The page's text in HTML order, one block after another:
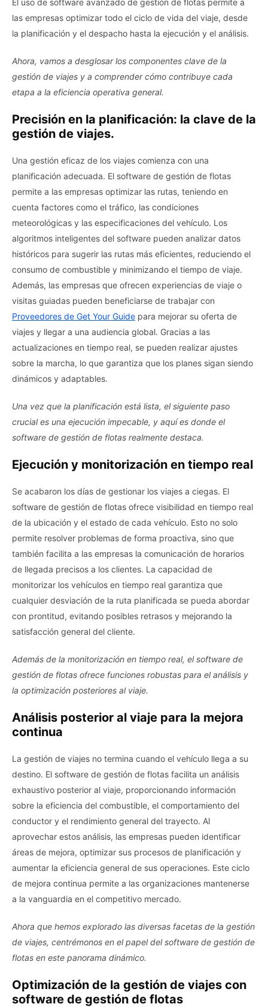
las empresas optimizar todo el ciclo de vida del viaje, desde
la planificación y el despacho hasta la ejecución y el análisis.
Ahora, vamos a desglosar los componentes clave de la
gestión de viajes y a comprender cómo contribuye cada
etapa a la eficiencia operativa general.
Precisión en la planificación: la clave de la
gestión de viajes.
Una gestión eficaz de los viajes comienza con una
planificación adecuada. El software de gestión de flotas
permite a las empresas optimizar las rutas, teniendo en
cuenta factores como el tráfico, las condiciones
meteorológicas y las especificaciones del vehículo. Los
algoritmos inteligentes del software pueden analizar datos
históricos para sugerir las rutas más eficientes, reduciendo el
consumo de combustible y minimizando el tiempo de viaje.
Además, las empresas que ofrecen experiencias de viaje o
visitas guiadas pueden beneficiarse de trabajar con
Proveedores de Get Your Guide para mejorar su oferta de
viajes y llegar a una audiencia global. Gracias a las
actualizaciones en tiempo real, se pueden realizar ajustes
sobre la marcha, lo que garantiza que los planes sigan siendo
dinámicos y adaptables.
Una vez que la planificación está lista, el siguiente paso
crucial es una ejecución impecable, y aquí es donde el
software de gestión de flotas realmente destaca.
Ejecución y monitorización en tiempo real
Se acabaron los días de gestionar los viajes a ciegas. El
software de gestión de flotas ofrece visibilidad en tiempo real
de la ubicación y el estado de cada vehículo. Esto no solo
permite resolver problemas de forma proactiva, sino que
también facilita a las empresas la comunicación de horarios
de llegada precisos a los clientes. La capacidad de
monitorizar los vehículos en tiempo real garantiza que
cualquier desviación de la ruta planificada se pueda abordar
con prontitud, evitando posibles retrasos y mejorando la
satisfacción general del cliente.
Además de la monitorización en tiempo real, el software de
gestión de flotas ofrece funciones robustas para el análisis y
la optimización posteriores al viaje.
Análisis posterior al viaje para la mejora
continua
La gestión de viajes no termina cuando el vehículo llega a su
destino. El software de gestión de flotas facilita un análisis
exhaustivo posterior al viaje, proporcionando información
sobre la eficiencia del combustible, el comportamiento del
conductor y el rendimiento general del trayecto. Al
aprovechar estos análisis, las empresas pueden identificar
áreas de mejora, optimizar sus procesos de planificación y
aumentar la eficiencia general de sus operaciones. Este ciclo
de mejora continua permite a las organizaciones mantenerse
a la vanguardia en el competitivo mercado.
Ahora que hemos explorado las diversas facetas de la gestión
de viajes, centrémonos en el papel del software de gestión de
flotas en este panorama dinámico.
Optimización de la gestión de viajes con
software de gestión de flotas